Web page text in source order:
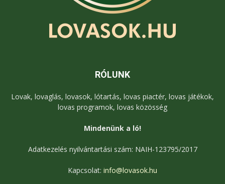
RÓLUNK
Lovak, lovaglás, lovasok, lótartás, lovas piactér, lovas játékok,
lovas programok, lovas közösség
Mindenünk a ló!
Adatkezelés nyilvántartási szám: NAIH-123795/2017
Kapcsolat: info@lovasok.hu